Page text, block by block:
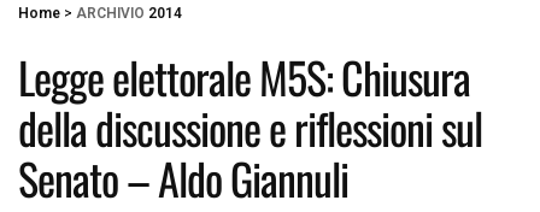
Home > ARCHIVIO 2014
Legge elettorale M5S: Chiusura
della discussione e riflessioni sul
Senato – Aldo Giannuli